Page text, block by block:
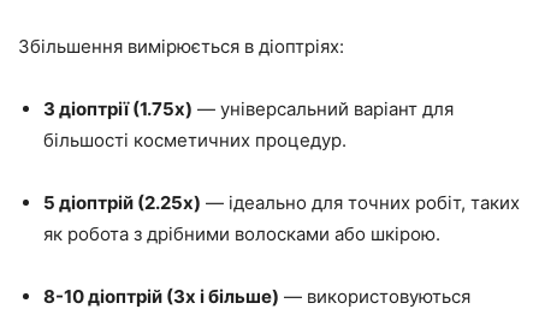
Збільшення вимірюється в діоптріях:
3 діоптрії (1.75x) — універсальний варіант для
більшості косметичних процедур.
5 діоптрій (2.25x) — ідеально для точних робіт, таких
як робота з дрібними волосками або шкірою.
8-10 діоптрій (3x і більше) — використовуються